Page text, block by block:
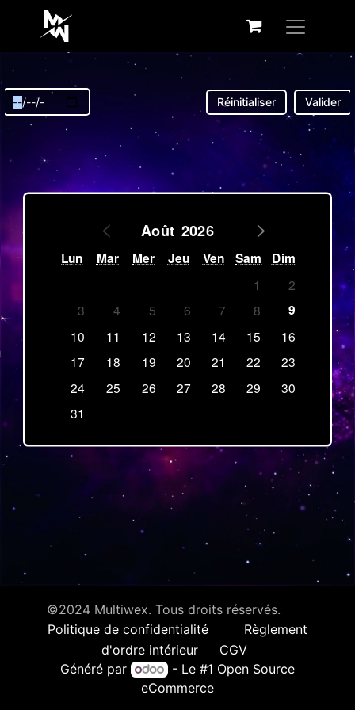
Réinitialiser Valider
©2024 Multiwex. Tous droits réservés.
Politique de confidentialité
Règlement
d'ordre intérieur
CGV
Généré par
- Le #1 Open Source
eCommerce
Août 2026
< >
Lun Mar Mer Jeu Ven Sam Dim
1
2
3
4 5 6 7 8 9
10 11 12 13 14 15
16
17
18 19 20 21 22
23
24
25 26 27 28 29 30
31